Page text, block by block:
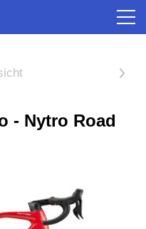
>
- Nytro Road